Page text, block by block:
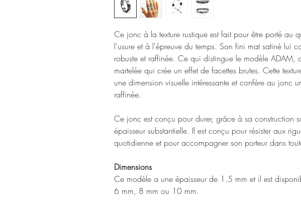
Ce jonc à la texture rustique est fait pour être porté au
l'usure et à l'épreuve du temps. Son fini mat satiné lui
robuste et raffinée. Ce qui distingue le modèle ADAM,
martelée qui crée un effet de facettes brutes. Cette
une dimension visuelle intéressante et confère au jonc
raffinée.
Ce jonc est conçu pour durer, grâce à sa construction
épaisseur substantielle. Il est conçu pour résister aux
quotidienne et pour accompagner son porteur dans
Dimensions
Ce modèle a une épaisseur de 1.5 mm et il est
6 mm, 8 mm ou 10 mm.